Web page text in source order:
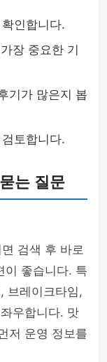
인합니다.
장 중요한 기
기가 많은지 봅
토합니다.
는 질문
검색 후 바로
이 좋습니다. 특
브레이크타임,
우합니다. 맛
저 운영 정보를